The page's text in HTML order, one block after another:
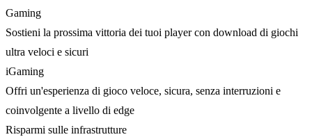
Gaming
Sostieni la prossima vittoria dei tuoi player con download di giochi
ultra veloci e sicuri
iGaming
Offri un'esperienza di gioco veloce, sicura, senza interruzioni e
coinvolgente a livello di edge
Risparmi sulle infrastrutture